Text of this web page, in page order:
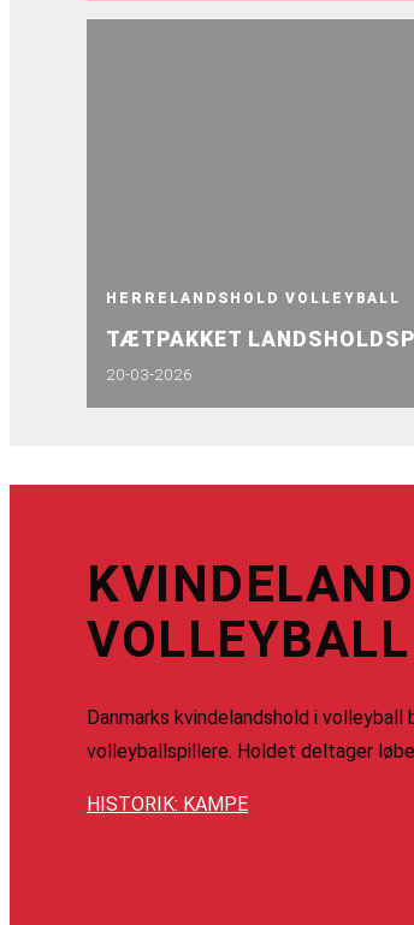
HERRELANDSHOLD VOLLEYBALL
TÆTPAKKET
20-03-2026
VOLLEYBALL
Danmarks kvindelandshold i
volleyballspillere. Holdet deltager
HISTORIK: KAMPE